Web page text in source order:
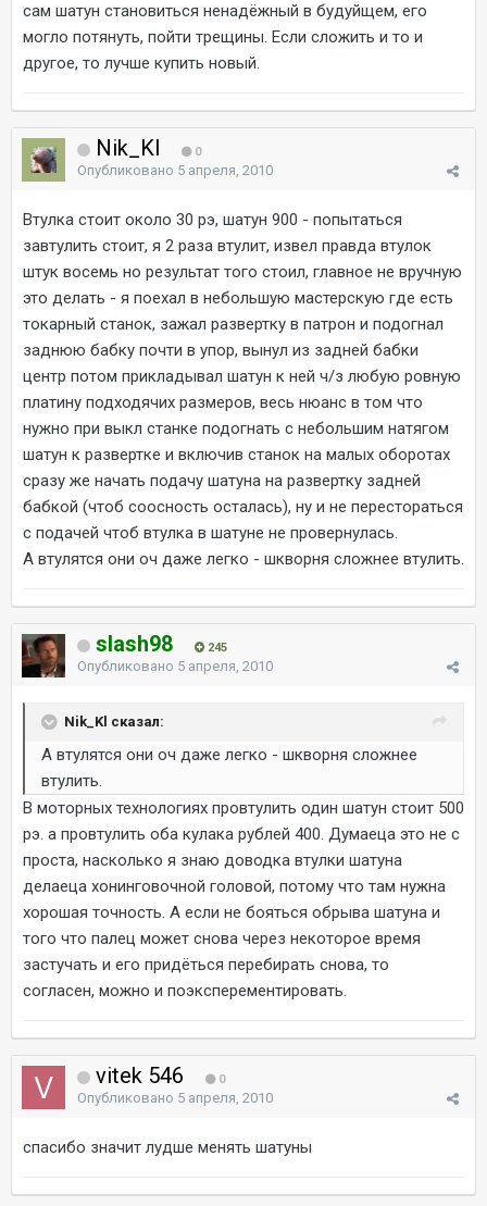
сам шатун становиться ненадёжный в будуйщем, его
могло потянуть, пойти трещины. Если сложить и то и
другое, то лучше купить новый.
Nik_Kl 0
Опубликовано 5 апреля, 2010
Втулка стоит около 30 рэ, шатун 900 - попытаться
завтулить стоит, я 2 раза втулит, извел правда втулок
штук восемь но результат того стоил, главное не вручную
это делать - я поехал в небольшую мастерскую где есть
токарный станок, зажал развертку в патрон и подогнал
заднюю бабку почти в упор, вынул из задней бабки
центр потом прикладывал шатун к ней ч/з любую ровную
платину подходячих размеров, весь нюанс в том что
нужно при выкл станке подогнать с небольшим натягом
шатун к развертке и включив станок на малых оборотах
сразу же начать подачу шатуна на развертку задней
бабкой (чтоб соосность осталась), ну и не перестораться
с подачей чтоб втулка в шатуне не провернулась.
А втулятся они оч даже легко - шкворня сложнее втулить.
slash98 245
Опубликовано 5 апреля, 2010
Nik_Kl сказал:
А втулятся они оч даже легко - шкворня сложнее
втулить.
В моторных технологиях провтулить один шатун стоит 500
рэ. а провтулить оба кулака рублей 400. Думаеца это не с
проста, насколько я знаю доводка втулки шатуна
делаеца хонинговочной головой, потому что там нужна
хорошая точность. А если не бояться обрыва шатуна и
того что палец может снова через некоторое время
застучать и его придёться перебирать снова, то
согласен, можно и поэксперементировать.
vitek 546 0
Опубликовано 5 апреля, 2010
cпасибо значит лудше менять шатуны